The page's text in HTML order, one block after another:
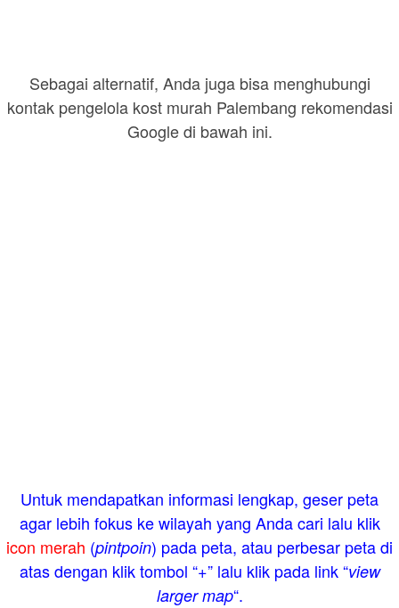
Sebagai alternatif, Anda juga bisa menghubungi
kontak pengelola kost murah Palembang rekomendasi
Google di bawah ini.
Untuk mendapatkan informasi lengkap, geser peta
agar lebih fokus ke wilayah yang Anda cari lalu klik
icon merah (pintpoin) pada peta, atau perbesar peta di
atas dengan klik tombol “+” lalu klik pada link “view
larger map“.